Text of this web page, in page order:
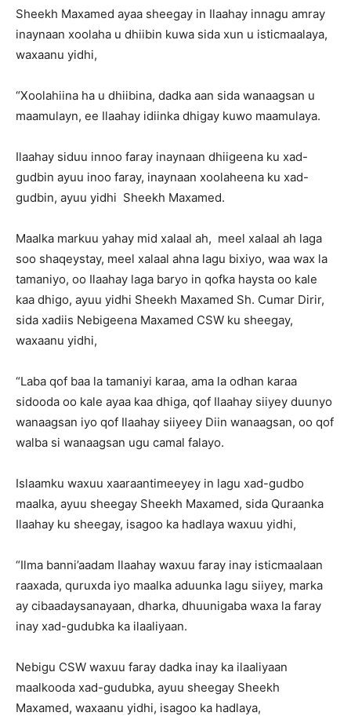
Sheekh Maxamed ayaa sheegay in Ilaahay innagu amray
inaynaan xoolaha u dhiibin kuwa sida xun u isticmaalaya,
waxaanu yidhi,
“Xoolahiina ha u dhiibina, dadka aan sida wanaagsan u
maamulayn, ee Ilaahay idiinka dhigay kuwo maamulaya.
Ilaahay siduu innoo faray inaynaan dhiigeena ku xad-
gudbin ayuu inoo faray, inaynaan xoolaheena ku xad-
gudbin, ayuu yidhi Sheekh Maxamed.
Maalka markuu yahay mid xalaal ah, meel xalaal ah laga
soo shaqeystay, meel xalaal ahna lagu bixiyo, waa wax la
tamaniyo, oo Ilaahay laga baryo in qofka haysta oo kale
kaa dhigo, ayuu yidhi Sheekh Maxamed Sh. Cumar Dirir,
sida xadiis Nebigeena Maxamed CSW ku sheegay,
waxaanu yidhi,
“Laba qof baa la tamaniyi karaa, ama la odhan karaa
sidooda oo kale ayaa kaa dhiga, qof Ilaahay siiyey duunyo
wanaagsan iyo qof Ilaahay siiyeey Diin wanaagsan, oo qof
walba si wanaagsan ugu camal falayo.
Islaamku waxuu xaaraantimeeyey in lagu xad-gudbo
maalka, ayuu sheegay Sheekh Maxamed, sida Quraanka
Ilaahay ku sheegay, isagoo ka hadlaya waxuu yidhi,
“Ilma banni’aadam Ilaahay waxuu faray inay isticmaalaan
raaxada, quruxda iyo maalka aduunka lagu siiyey, marka
ay cibaadaysanayaan, dharka, dhuunigaba waxa la faray
inay xad-gudubka ka ilaaliyaan.
Nebigu CSW waxuu faray dadka inay ka ilaaliyaan
maalkooda xad-gudubka, ayuu sheegay Sheekh
Maxamed, waxaanu yidhi, isagoo ka hadlaya,